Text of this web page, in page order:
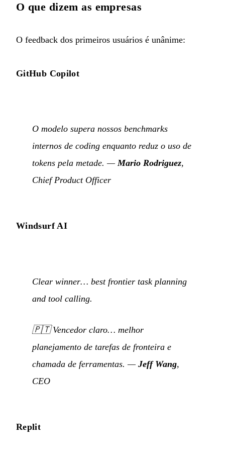
O que dizem as empresas
O feedback dos primeiros usuários é unânime:
GitHub Copilot
O modelo supera nossos benchmarks
internos de coding enquanto reduz o uso de
tokens pela metade. —Mario Rodriguez,
Chief Product Officer
Windsurf AI
Clear winner… best frontier task planning
and tool calling.
🇵🇹Vencedor claro… melhor
planejamento de tarefas de fronteira e
chamada de ferramentas. — Jeff Wang,
CEO
Replit